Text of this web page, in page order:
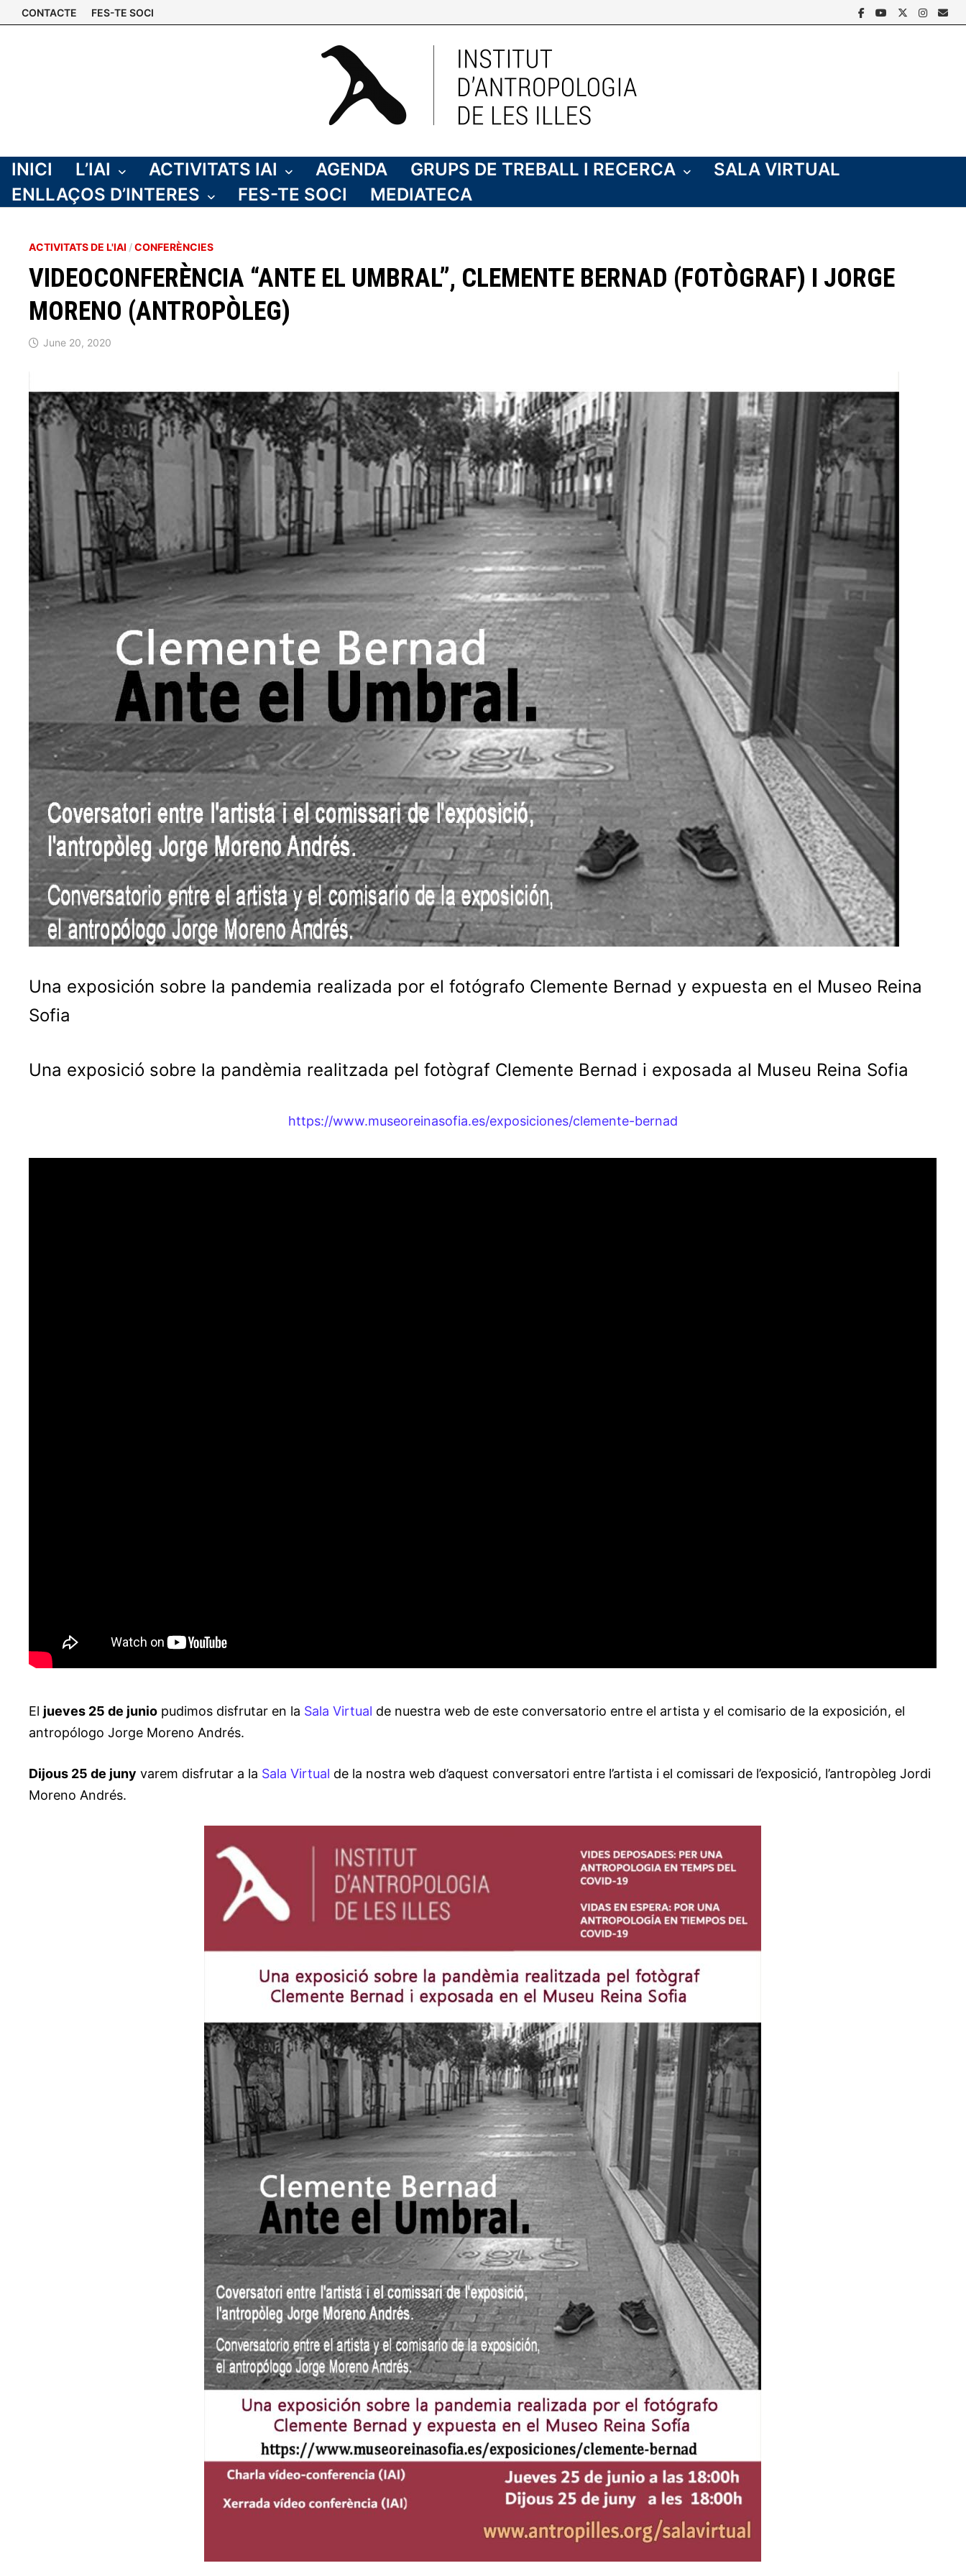
Skip
to
CONTACTE FES-TE SOCI
INICI L’IAI ACTIVITATS IAI AGENDA GRUPS DE TREBALL I RECERCA
SALA VIRTUAL
ENLLAÇOS D’INTERES
FES-TE SOCI MEDIATECA
ACTIVITATS DE L'IAI /CONFERÈNCIES
VIDEOCONFERÈNCIA “ANTE EL UMBRAL”, CLEMENTE BERNAD (FOTÒGRAF) I JORGE
MORENO (ANTROPÒLEG)
June 20, 2020
Una exposición sobre la pandemia realizada por el fotógrafo Clemente Bernad y expuesta en el Museo Reina
Sofia
Una exposició sobre la pandèmia realitzada pel fotògraf Clemente Bernad i exposada al Museu Reina Sofia
https://www.museoreinasofia.es/exposiciones/clemente-bernad
El jueves 25 de junio pudimos disfrutar en la Sala Virtual de nuestra web de este conversatorio entre el artista y el comisario de la exposición, el
antropólogo Jorge Moreno Andrés.
Dijous 25 de juny varem disfrutar a la Sala Virtual de la nostra web d’aquest conversatori entre l’artista i el comissari de l’exposició, l’antropòleg Jordi
Moreno Andrés.